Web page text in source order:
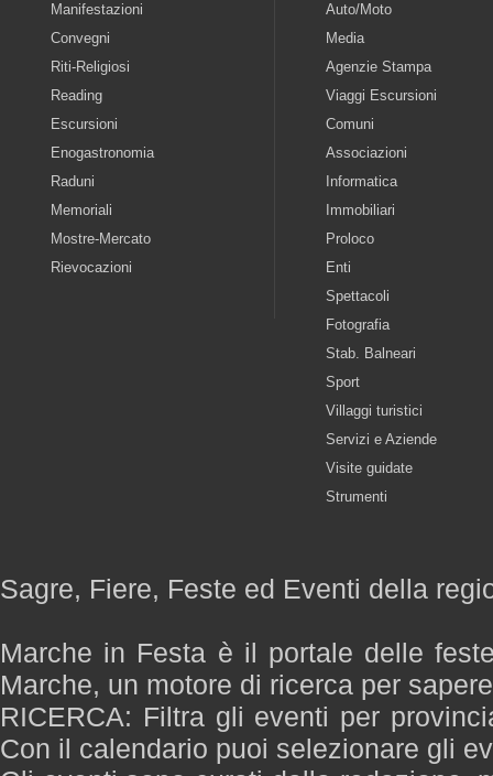
Manifestazioni
Convegni
Riti-Religiosi
Reading
Escursioni
Enogastronomia
Raduni
Memoriali
Mostre-Mercato
Rievocazioni
Auto/Moto
Media
Agenzie Stampa
Viaggi Escursioni
Comuni
Associazioni
Informatica
Immobiliari
Proloco
Enti
Spettacoli
Fotografia
Stab. Balneari
Sport
Villaggi turistici
Servizi e Aziende
Visite guidate
Strumenti
Sagre, Fiere, Feste ed Eventi della
Marche in Festa è il portale delle
Marche, un motore di ricerca per
RICERCA: Filtra gli eventi per
Con il calendario puoi selezionare gli